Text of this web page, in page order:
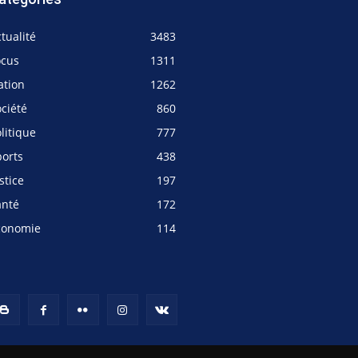
3483
1311
1262
860
777
438
197
172
114